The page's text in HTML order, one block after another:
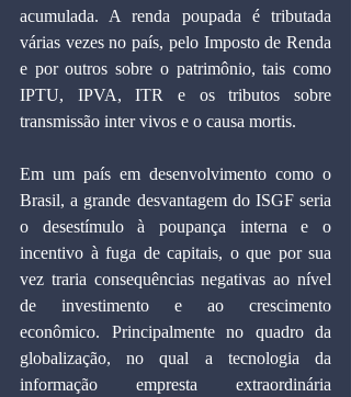
acumulada. A renda poupada é tributada
várias vezes no país, pelo Imposto de Renda
e por outros sobre o patrimônio, tais como
IPTU, IPVA, ITR e os tributos sobre
transmissão inter vivos e o causa mortis.
Em um país em desenvolvimento como o
Brasil, a grande desvantagem do ISGF seria
o desestímulo à poupança interna e o
incentivo à fuga de capitais, o que por sua
vez traria consequências negativas ao nível
de investimento e ao crescimento
econômico. Principalmente no quadro da
globalização, no qual a tecnologia da
informação empresta extraordinária